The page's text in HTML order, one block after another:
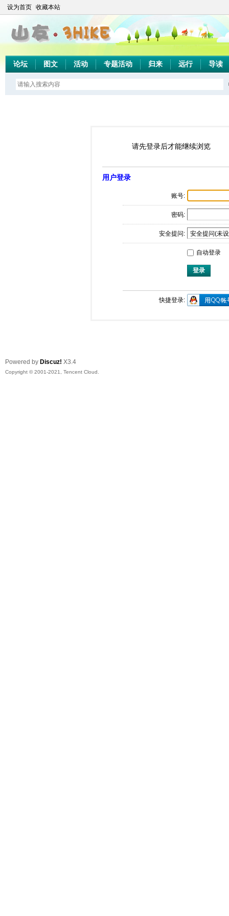
设为首页 收藏本站
论坛 图文 活动 专题活动 归来 远行 导读
请先登录后才能继续浏览
用户登录
账号:
密码:
安全提问:
自动登录
登录
快捷登录:
Powered by Discuz! X3.4
Copyright © 2001-2021, Tencent Cloud.